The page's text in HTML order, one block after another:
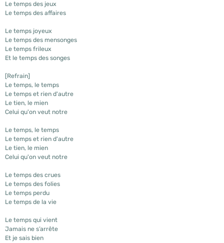
Le temps des jeux
Le temps des affaires
Le temps joyeux
Le temps des mensonges
Le temps frileux
Et le temps des songes
[Refrain]
Le temps, le temps
Le temps et rien d'autre
Le tien, le mien
Celui qu'on veut notre
Le temps, le temps
Le temps et rien d'autre
Le tien, le mien
Celui qu'on veut notre
Le temps des crues
Le temps des folies
Le temps perdu
Le temps de la vie
Le temps qui vient
Jamais ne s’arrête
Et je sais bien